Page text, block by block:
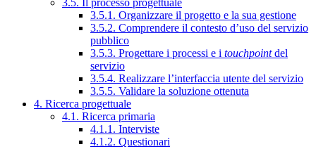
3.5. Il processo progettuale
3.5.1. Organizzare il progetto e la sua gestione
3.5.2. Comprendere il contesto d’uso del servizio
pubblico
3.5.3. Progettare i processi e i touchpointdel
servizio
3.5.4. Realizzare l’interfaccia utente del servizio
3.5.5. Validare la soluzione ottenuta
4. Ricerca progettuale
4.1. Ricerca primaria
4.1.1. Interviste
4.1.2. Questionari